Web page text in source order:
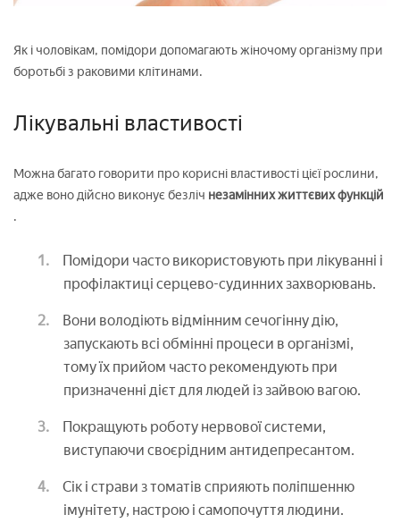
Як і чоловікам, помідори допомагають жіночому організму при
боротьбі з раковими клітинами.
Лікувальні властивості
Можна багато говорити про корисні властивості цієї рослини,
адже воно дійсно виконує безліч незамінних життєвих функцій
.
Помідори часто використовують при лікуванні і
профілактиці серцево-судинних захворювань.
Вони володіють відмінним сечогінну дію,
запускають всі обмінні процеси в організмі,
тому їх прийом часто рекомендують при
призначенні дієт для людей із зайвою вагою.
Покращують роботу нервової системи,
виступаючи своєрідним антидепресантом.
Сік і страви з томатів сприяють поліпшенню
імунітету, настрою і самопочуття людини.